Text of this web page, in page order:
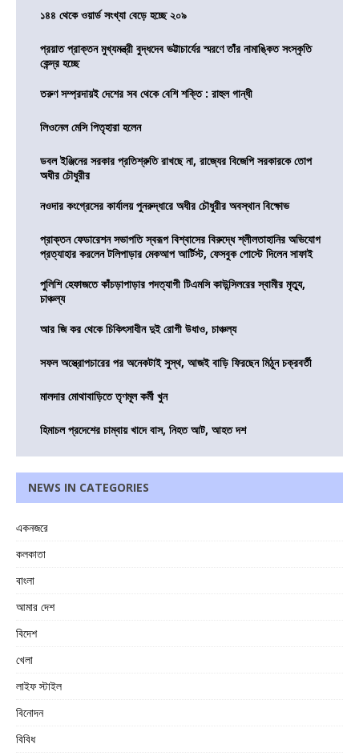
১৪৪ থেকে ওয়ার্ড সংখ্যা বেড়ে হচ্ছে ২০৯
প্রয়াত প্রাক্তন মুখ্যমন্ত্রী বুদ্ধদেব ভট্টাচার্যের স্মরণে তাঁর নামাঙ্কিত সংস্কৃতি
কেন্দ্র হচ্ছে
তরুণ সম্প্রদায়ই দেশের সব থেকে বেশি শক্তি : রাহুল গান্ধী
লিওনেল মেসি পিতৃহারা হলেন
ডবল ইঞ্জিনের সরকার প্রতিশ্রুতি রাখছে না, রাজ্যের বিজেপি সরকারকে তোপ
অধীর চৌধুরীর
নওদার কংগ্রেসের কার্যালয় পুনরুদ্ধারে অধীর চৌধুরীর অবস্থান বিক্ষোভ
প্রাক্তন ফেডারেশন সভাপতি স্বরূপ বিশ্বাসের বিরুদ্ধে শ্লীলতাহানির অভিযোগ
প্রত্যাহার করলেন টলিপাড়ার মেকআপ আর্টিস্ট, ফেসবুক পোস্টে দিলেন সাফাই
পুলিশি হেফাজতে কাঁচড়াপাড়ার পদত্যাগী টিএমসি কাউন্সিলরের স্বামীর মৃত্যু,
চাঞ্চল্য
আর জি কর থেকে চিকিৎসাধীন দুই রোগী উধাও, চাঞ্চল্য
সফল অস্ত্রোপচারের পর অনেকটাই সুস্থ, আজই বাড়ি ফিরছেন মিঠুন চক্রবর্তী
মালদার মোথাবাড়িতে তৃণমূল কর্মী খুন
হিমাচল প্রদেশের চাম্বায় খাদে বাস, নিহত আট, আহত দশ
NEWS IN CATEGORIES
একনজরে
কলকাতা
বাংলা
আমার দেশ
বিদেশ
খেলা
লাইফ স্টাইল
বিনোদন
বিবিধ